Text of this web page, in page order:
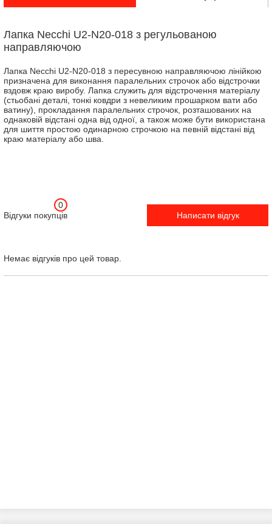
Лапка Necchi U2-N20-018 з регульованою
направляючою
Лапка Necchi U2-N20-018 з пересувною направляючою лінійкою
призначена для виконання паралельних строчок або відстрочки
вздовж краю виробу. Лапка служить для відстрочення матеріалу
(стьобані деталі, тонкі ковдри з невеликим прошарком вати або
ватину), прокладання паралельних строчок, розташованих на
однаковій відстані одна від одної, а також може бути використана
для шиття простою одинарною строчкою на певній відстані від
краю матеріалу або шва.
Відгуки покупців
0
Написати відгук
Немає відгуків про цей товар.